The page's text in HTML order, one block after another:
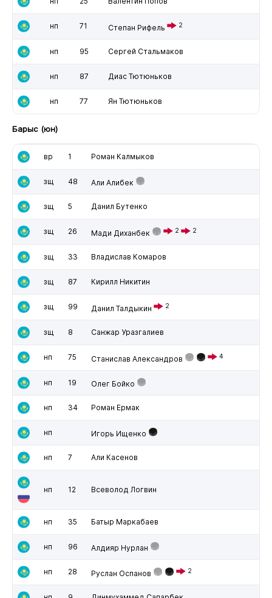
нп 71 Степан Рифель 2
нп 95 Сергей Стальмаков
нп 87 Диас Тютюньков
нп 77 Ян Тютюньков
Барыс (юн)
вр 1 Роман Калмыков
зщ 48 Али Алибек
зщ 5 Данил Бутенко
зщ 26 Мади Диханбек 2 2
зщ 33 Владислав Комаров
зщ 87 Кирилл Никитин
зщ 99 Данил Талдыкин 2
зщ 8 Санжар Уразгалиев
нп 75 Станислав Александров 4
нп 19 Олег Бойко
нп 34 Роман Ермак
нп Игорь Ищенко
нп 7 Али Касенов
нп 12 Всеволод Логвин
нп 35 Батыр Маркабаев
нп 96 Алдияр Нурлан
нп 28 Руслан Оспанов 2